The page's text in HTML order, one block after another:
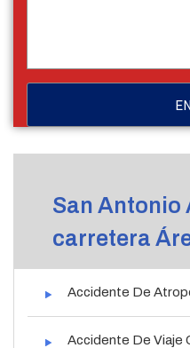
San Antonio
carretera
Accidente De
Accidente De Viaje